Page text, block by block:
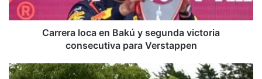
consecutiva
para
VerstappenCarrera loca en Bakú y segunda victoria
consecutiva para Verstappen
Diseño